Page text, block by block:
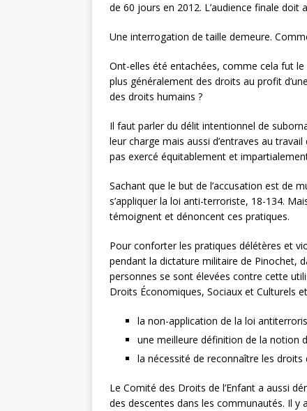
de 60 jours en 2012. L’audience finale
Une interrogation de taille demeure.
Ont-elles été entachées, comme cela fut
plus généralement des droits au profit
des droits humains ?
Il faut parler du délit intentionnel de
leur charge mais aussi d’entraves au
pas exercé équitablement et
Sachant que le but de l’accusation est de
s’appliquer la loi anti-terroriste, 18-134.
témoignent et dénoncent ces pratiques.
Pour conforter les pratiques délétères et
pendant la dictature militaire de Pinochet,
personnes se sont élevées contre cette
Droits Économiques, Sociaux et Culturels
la non-application de la loi
une meilleure définition de la notion
la nécessité de reconnaître les
Le Comité des Droits de l’Enfant a aussi
des descentes dans les communautés. Il y